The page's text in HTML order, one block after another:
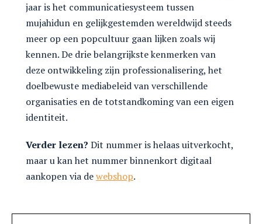
jaar is het communicatiesysteem tussen
mujahidun en gelijkgestemden wereldwijd steeds
meer op een popcultuur gaan lijken zoals wij
kennen. De drie belangrijkste kenmerken van
deze ontwikkeling zijn professionalisering, het
doelbewuste mediabeleid van verschillende
organisaties en de totstandkoming van een eigen
identiteit.
Verder lezen? Dit nummer is helaas uitverkocht,
maar u kan het nummer binnenkort digitaal
aankopen via dewebshop.